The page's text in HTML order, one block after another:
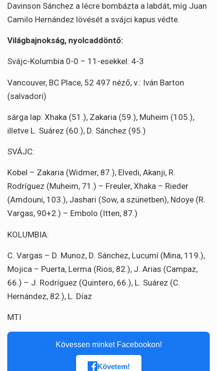
Davinson Sánchez a lécre bombázta a labdát, míg Juan
Camilo Hernández lövését a svájci kapus védte.
Világbajnokság, nyolcaddöntő:
Svájc-Kolumbia 0-0 – 11-esekkel: 4-3
Vancouver, BC Place, 52 497 néző, v.: Iván Barton
(salvadori)
sárga lap: Xhaka (51.), Zakaria (59.), Muheim (105.),
illetve L. Suárez (60.), D. Sánchez (95.)
SVÁJC:
Kobel – Zakaria (Widmer, 87.), Elvedi, Akanji, R.
Rodríguez (Muheim, 71.) – Freuler, Xhaka – Rieder
(Amdouni, 103.), Jashari (Sow, a szünetben), Ndoye (R.
Vargas, 90+2.) – Embolo (Itten, 87.)
KOLUMBIA:
C. Vargas – D. Munoz, D. Sánchez, Lucumí (Mina, 119.),
Mojica – Puerta, Lerma (Rios, 82.), J. Arias (Campaz,
66.) – J. Rodríguez (Quintero, 66.), L. Suárez (C.
Hernández, 82.), L. Díaz
MTI
Kövessen minket Facebookon!
Követem!